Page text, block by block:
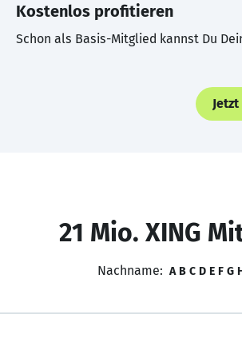
Kostenlos profitieren
Schon als Basis-Mitglied kannst Du
21 Mio. XING
Nachname: A B C D E F G